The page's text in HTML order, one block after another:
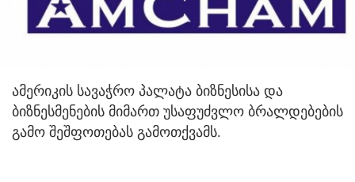
ამერიკის სავაჭრო პალატა ბიზნესისა და
ბიზნესმენების მიმართ უსაფუძვლო ბრალდებების
გამო შეშფოთებას გამოთქვამს.